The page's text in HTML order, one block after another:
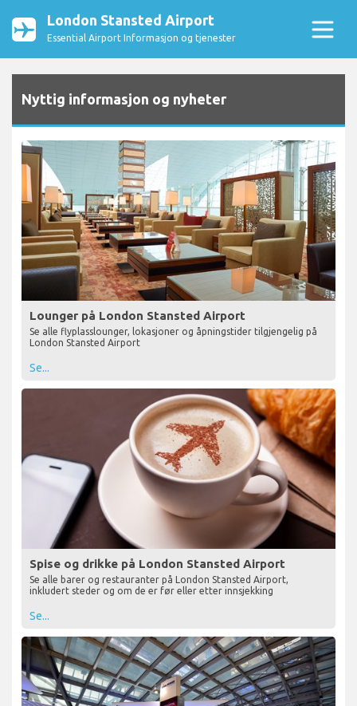
London Stansted Airport
Essential Airport Informasjon og tjenester
Nyttig informasjon og nyheter
Lounger på London Stansted Airport
Se alle flyplasslounger, lokasjoner og åpningstider tilgjengelig på
London Stansted Airport
Se...
Spise og drikke på London Stansted Airport
Se alle barer og restauranter på London Stansted Airport,
inkludert steder og om de er før eller etter innsjekking
Se...